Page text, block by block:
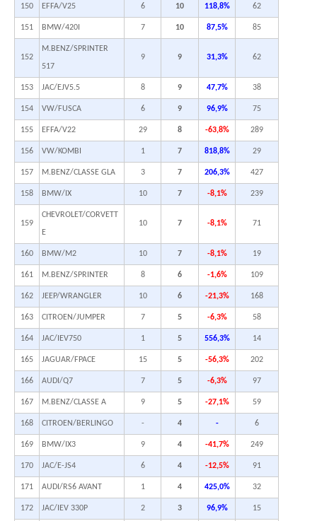
150 EFFA/V25 6 10 118,8% 62
151 BMW/420I 7 10 87,5% 85
152
M.BENZ/SPRINTER
517
9 9 31,3% 62
153 JAC/EJV5.5 8 9 47,7% 38
154 VW/FUSCA 6 9 96,9% 75
155 EFFA/V22 29 8 -63,8% 289
156 VW/KOMBI 1 7 818,8% 29
157 M.BENZ/CLASSE GLA 3 7 206,3% 427
158 BMW/IX 10 7 -8,1% 239
159
CHEVROLET/CORVETT
E
10 7 -8,1% 71
160 BMW/M2 10 7 -8,1% 19
161 M.BENZ/SPRINTER 8 6 -1,6% 109
162 JEEP/WRANGLER 10 6 -21,3% 168
163 CITROEN/JUMPER 7 5 -6,3% 58
164 JAC/IEV750 1 5 556,3% 14
165 JAGUAR/FPACE 15 5 -56,3% 202
166 AUDI/Q7 7 5 -6,3% 97
167 M.BENZ/CLASSE A 9 5 -27,1% 59
168 CITROEN/BERLINGO - 4 - 6
169 BMW/IX3 9 4 -41,7% 249
170 JAC/E-JS4 6 4 -12,5% 91
171 AUDI/RS6 AVANT 1 4 425,0% 32
172 JAC/IEV 330P 2 3 96,9% 15